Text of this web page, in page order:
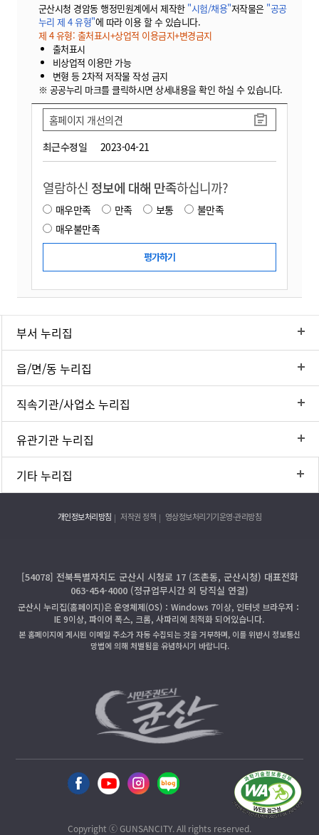
군산시청 경암동 행정민원계에서 제작한 "시험/채용"저작물은 "공공
누리 제 4 유형"에 따라 이용 할 수 있습니다.
제 4 유형: 출처표시+상업적 이용금지+변경금지
출처표시
비상업적 이용만 가능
변형 등 2차적 저작물 작성 금지
※ 공공누리 마크를 클릭하시면 상세내용을 확인 하실 수 있습니다.
최근수정일 2023-04-21
홈페이지 개선의견
열람하신 정보에 대해 만족하십니까?
매우만족 만족 보통
불만족
매우불만족
부서 누리집
읍/면/동 누리집
직속기관/사업소 누리집
유관기관 누리집
기타 누리집
개인정보처리방침 저작권 정책 영상정보처리기기운영·관리방침
[54078] 전북특별자치도 군산시 시청로 17 (조촌동, 군산시청) 대표전화
063-454-4000 (정규업무시간 외 당직실 연결)
군산시 누리집(홈페이지)은 운영체제(OS)：Windows 7이상, 인터넷 브라우저：
IE 9이상, 파이어 폭스, 크롬, 사파리에 최적화 되어있습니다.
본 홈페이지에 게시된 이메일 주소가 자동 수집되는 것을 거부하며, 이를 위반시 정보통신
망법에 의해 처벌됨을 유념하시기 바랍니다.
Copyright ⓒ GUNSANCITY. All rights reserved.